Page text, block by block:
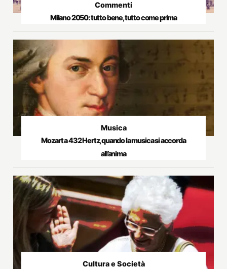
Commenti
Milano 2050: tutto bene, tutto come prima
Musica
Mozart a 432 Hertz, quando la musica si accorda
all’anima
Cultura e Società